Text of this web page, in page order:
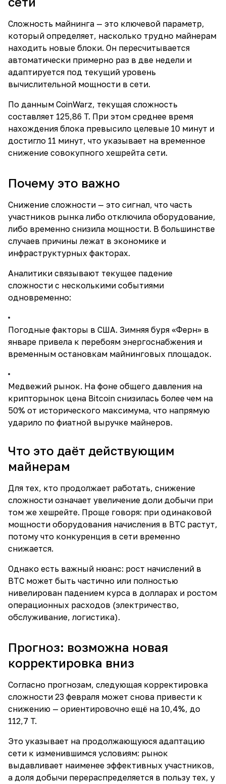
Сложность майнинга — это ключевой параметр,
который определяет, насколько трудно майнерам
находить новые блоки. Он пересчитывается
автоматически примерно раз в две недели и
адаптируется под текущий уровень
вычислительной мощности в сети.
По данным CoinWarz, текущая сложность
составляет 125,86 T. При этом среднее время
нахождения блока превысило целевые 10 минут и
достигло 11 минут, что указывает на временное
снижение совокупного хешрейта сети.
Почему это важно
Снижение сложности — это сигнал, что часть
участников рынка либо отключила оборудование,
либо временно снизила мощности. В большинстве
случаев причины лежат в экономике и
инфраструктурных факторах.
Аналитики связывают текущее падение
сложности с несколькими событиями
одновременно:
Погодные факторы в США. Зимняя буря «Ферн» в
январе привела к перебоям энергоснабжения и
временным остановкам майнинговых площадок.
Медвежий рынок. На фоне общего давления на
крипторынок цена Bitcoin снизилась более чем на
50% от исторического максимума, что напрямую
ударило по фиатной выручке майнеров.
Что это даёт действующим
майнерам
Для тех, кто продолжает работать, снижение
сложности означает увеличение доли добычи при
том же хешрейте. Проще говоря: при одинаковой
мощности оборудования начисления в BTC растут,
потому что конкуренция в сети временно
снижается.
Однако есть важный нюанс: рост начислений в
BTC может быть частично или полностью
нивелирован падением курса в долларах и ростом
операционных расходов (электричество,
обслуживание, логистика).
Прогноз: возможна новая
корректировка вниз
Согласно прогнозам, следующая корректировка
сложности 23 февраля может снова привести к
снижению — ориентировочно ещё на 10,4%, до
112,7 T.
Это указывает на продолжающуюся адаптацию
сети к изменившимся условиям: рынок
выдавливает наименее эффективных участников,
а доля добычи перераспределяется в пользу тех, у